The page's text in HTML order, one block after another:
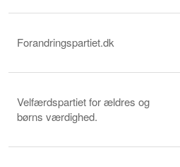
Forandringspartiet.dk
Velfærdspartiet for ældres og
børns værdighed.